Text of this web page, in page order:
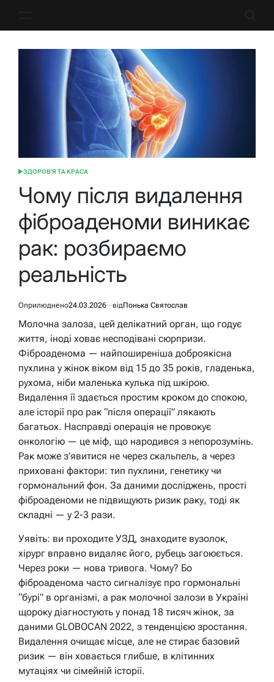
ОПУБЛІКУВАТИ
ЗДОРОВ'Я ТА КРАСА
Чому після видалення
фіброаденоми виникає
рак: розбираємо
реальність
Оприлюднено24.03.2026 відПонька Святослав
Молочна залоза, цей делікатний орган, що годує
життя, іноді ховає несподівані сюрпризи.
Фіброаденома — найпоширеніша доброякісна
пухлина у жінок віком від 15 до 35 років, гладенька,
рухома, ніби маленька кулька під шкірою.
Видалення її здається простим кроком до спокою,
але історії про рак “після операції” лякають
багатьох. Насправді операція не провокує
онкологію — це міф, що народився з непорозумінь.
Рак може з’явитися не через скальпель, а через
приховані фактори: тип пухлини, генетику чи
гормональний фон. За даними досліджень, прості
фіброаденоми не підвищують ризик раку, тоді як
складні — у 2-3 рази.
Уявіть: ви проходите УЗД, знаходите вузолок,
хірург вправно видаляє його, рубець загоюється.
Через роки — нова тривога. Чому? Бо
фіброаденома часто сигналізує про гормональні
“бурі” в організмі, а рак молочної залози в Україні
щороку діагностують у понад 18 тисяч жінок, за
даними GLOBOCAN 2022, з тенденцією зростання.
Видалення очищає місце, але не стирає базовий
ризик — він ховається глибше, в клітинних
мутаціях чи сімейній історії.